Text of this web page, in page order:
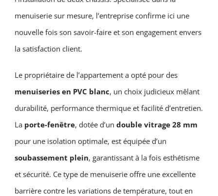
menuiserie sur mesure, l’entreprise confirme ici une
nouvelle fois son savoir-faire et son engagement envers
la satisfaction client.
Le propriétaire de l’appartement a opté pour des
menuiseries en PVC blanc, un choix judicieux mêlant
durabilité, performance thermique et facilité d’entretien.
La porte-fenêtre, dotée d’un double vitrage 28 mm
pour une isolation optimale, est équipée d’un
soubassement plein, garantissant à la fois esthétisme
et sécurité. Ce type de menuiserie offre une excellente
barrière contre les variations de température, tout en